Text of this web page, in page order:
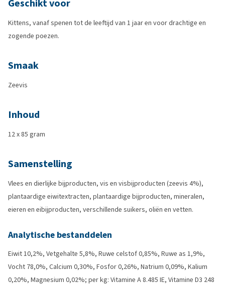
Geschikt voor
Kittens, vanaf spenen tot de leeftijd van 1 jaar en voor drachtige en
zogende poezen.
Smaak
Zeevis
Inhoud
12 x 85 gram
Samenstelling
Vlees en dierlijke bijproducten, vis en visbijproducten (zeevis 4%),
plantaardige eiwitextracten, plantaardige bijproducten, mineralen,
eieren en eibijproducten, verschillende suikers, oliën en vetten.
Analytische bestanddelen
Eiwit 10,2%, Vetgehalte 5,8%, Ruwe celstof 0,85%, Ruwe as 1,9%,
Vocht 78,0%, Calcium 0,30%, Fosfor 0,26%, Natrium 0,09%, Kalium
0,20%, Magnesium 0,02%; per kg: Vitamine A 8.485 IE, Vitamine D3 248